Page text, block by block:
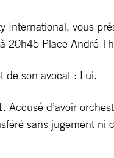
International, vous
20h45 Place André
de son avocat : Lui.
d’avoir
sans jugement ni